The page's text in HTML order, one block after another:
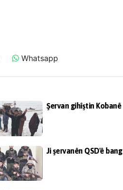
Whatsapp
Şervan gihîştin Kobanê
Ji şervanên QSD'ê bang